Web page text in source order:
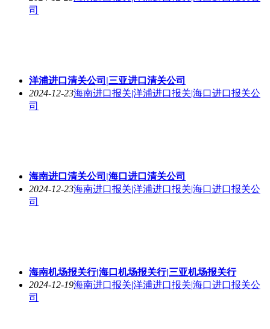
司
洋浦进口清关公司|三亚进口清关公司
2024-12-23海南进口报关|洋浦进口报关|海口进口报关公
司
海南进口清关公司|海口进口清关公司
2024-12-23海南进口报关|洋浦进口报关|海口进口报关公
司
海南机场报关行|海口机场报关行|三亚机场报关行
2024-12-19海南进口报关|洋浦进口报关|海口进口报关公
司